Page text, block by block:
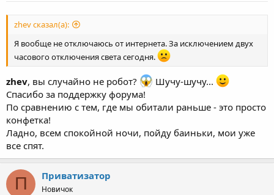
zhev сказал(а):
Я вообще не отключаюсь от интернета. За исключением двух
часового отключения света сегодня.
zhev, вы случайно не робот?
Шучу-шучу...
Спасибо за поддержку форума!
По сравнению с тем, где мы обитали раньше - это просто
конфетка!
Ладно, всем спокойной ночи, пойду баиньки, мои уже
все спят.
П Приватизатор
Новичок